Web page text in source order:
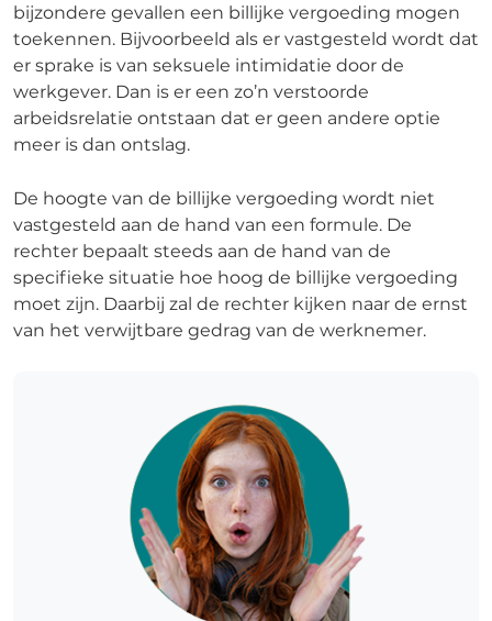
bijzondere gevallen een billijke vergoeding mogen
toekennen. Bijvoorbeeld als er vastgesteld wordt dat
er sprake is van seksuele intimidatie door de
werkgever. Dan is er een zo’n verstoorde
arbeidsrelatie ontstaan dat er geen andere optie
meer is dan ontslag.
De hoogte van de billijke vergoeding wordt niet
vastgesteld aan de hand van een formule. De
rechter bepaalt steeds aan de hand van de
specifieke situatie hoe hoog de billijke vergoeding
moet zijn. Daarbij zal de rechter kijken naar de ernst
van het verwijtbare gedrag van de werknemer.